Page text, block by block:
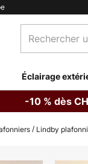
un
catégorie...
Éclairage
-10 % dès
Lindby